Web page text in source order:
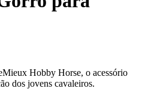
Hobby Horse, o acessório
dos jovens cavaleiros.